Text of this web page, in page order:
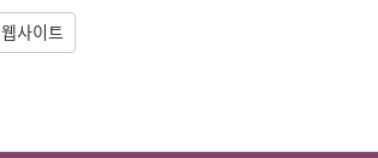
웹사이트